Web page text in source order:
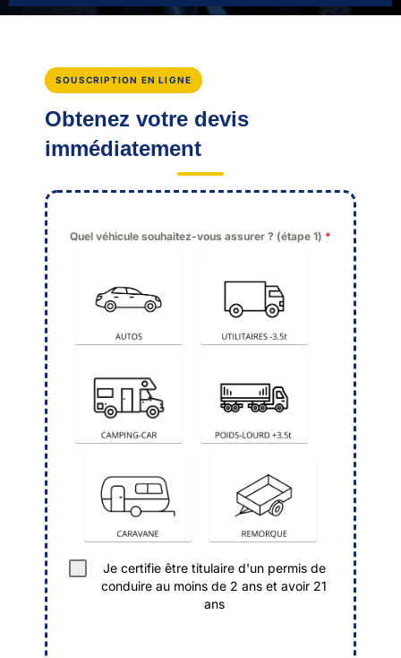
SOUSCRIPTION EN LIGNE
Obtenez votre devis
immédiatement
Quel véhicule souhaitez-vous assurer ? (étape 1) *
Autos Utilitaires
Camping-car Poids-Lourd
Caravane Remorque
Je certifie être titulaire d'un permis de
conduire au moins de 2 ans et avoir 21
ans